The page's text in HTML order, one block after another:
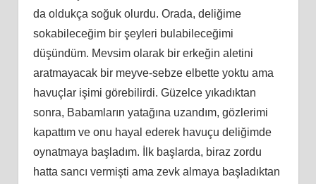
da oldukça soğuk olurdu. Orada, deliğime
sokabileceğim bir şeyleri bulabileceğimi
düşündüm. Mevsim olarak bir erkeğin aletini
aratmayacak bir meyve-sebze elbette yoktu ama
havuçlar işimi görebilirdi. Güzelce yıkadıktan
sonra, Babamların yatağına uzandım, gözlerimi
kapattım ve onu hayal ederek havuçu deliğimde
oynatmaya başladım. İlk başlarda, biraz zordu
hatta sancı vermişti ama zevk almaya başladıktan